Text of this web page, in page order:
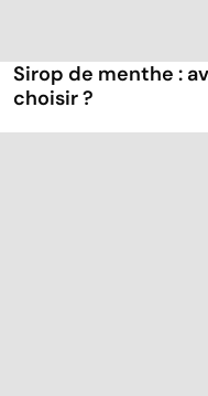
Sirop de menthe :
choisir ?